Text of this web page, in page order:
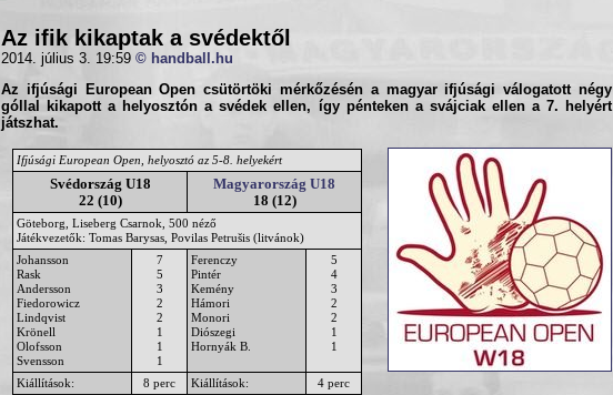
Az ifik kikaptak a svédektől
2014. július 3. 19:59 © handball.hu
Az ifjúsági European Open csütörtöki mérkőzésén a magyar ifjúsági válogatottnégy
góllal kikapott a helyosztón a svédek ellen, így pénteken a svájciak ellen a 7. helyért
játszhat.
Ifjúsági European Open, helyosztó az 5-8. helyekért
Svédország U18
22 (10)
Magyarország U18
18 (12)
Göteborg, Liseberg Csarnok, 500 néző
Játékvezetők: Tomas Barysas, Povilas Petrušis (litvánok)
Johansson
Rask
Andersson
Fiedorowicz
Lindqvist
Krönell
Olofsson
Svensson
7
5
3
2
2
1
1
1
Ferenczy
Pintér
Kemény
Hámori
Monori
Diószegi
Hornyák B.
5
4
3
2
2
1
1
Kiállítások: 8 perc Kiállítások: 4 perc